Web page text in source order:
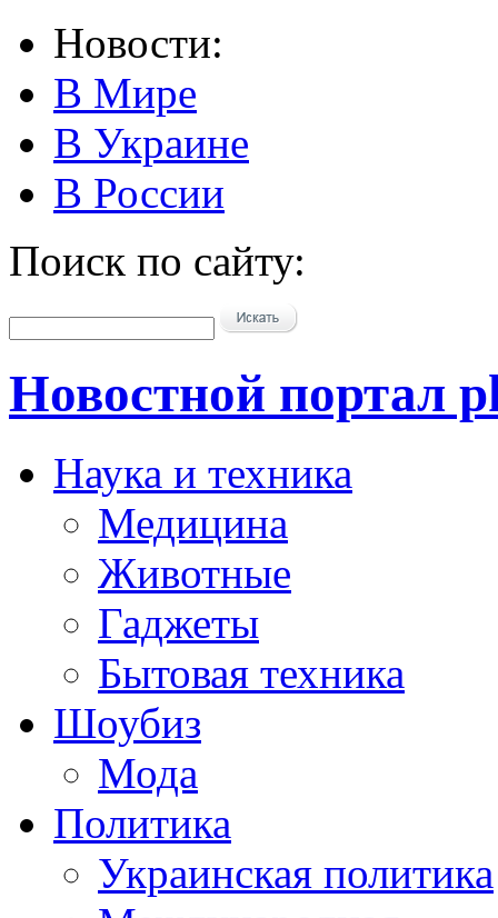
Новости:
В Мире
В Украине
В России
Поиск по сайту:
Новостной портал
Наука и техника
Медицина
Животные
Гаджеты
Бытовая техника
Шоубиз
Мода
Политика
Украинская политика